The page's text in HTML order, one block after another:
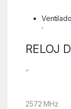
‘
RELOJ
”
2572 MHz